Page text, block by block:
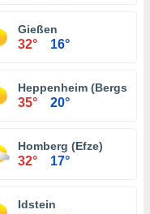
Gießen
32° 16°
Heppenheim
35° 20°
Homberg (Efze)
32° 17°
Idstein